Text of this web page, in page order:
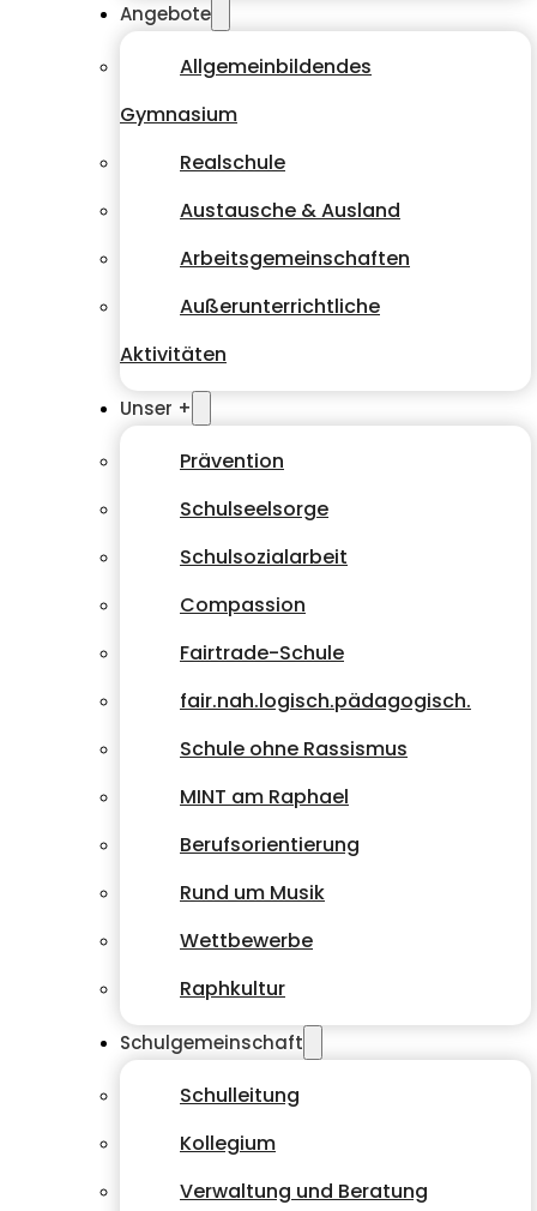
Angebote
Allgemeinbildendes
Gymnasium
Realschule
Austausche & Ausland
Arbeitsgemeinschaften
Außerunterrichtliche
Aktivitäten
Unser +
Prävention
Schulseelsorge
Schulsozialarbeit
Compassion
Fairtrade-Schule
fair.nah.logisch.pädagogisch.
Schule ohne Rassismus
MINT am Raphael
Berufsorientierung
Rund um Musik
Wettbewerbe
Raphkultur
Schulgemeinschaft
Schulleitung
Kollegium
Verwaltung und Beratung